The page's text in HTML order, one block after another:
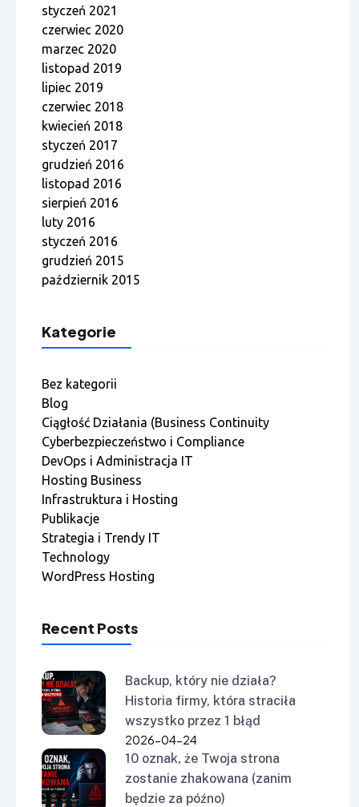
styczeń 2021
czerwiec 2020
marzec 2020
listopad 2019
lipiec 2019
czerwiec 2018
kwiecień 2018
styczeń 2017
grudzień 2016
listopad 2016
sierpień 2016
luty 2016
styczeń 2016
grudzień 2015
październik 2015
Kategorie
Bez kategorii
Blog
Ciągłość Działania (Business Continuity
Cyberbezpieczeństwo i Compliance
DevOps i Administracja IT
Hosting Business
Infrastruktura i Hosting
Publikacje
Strategia i Trendy IT
Technology
WordPress Hosting
Recent Posts
Backup, który nie działa?
Historia firmy, która straciła
wszystko przez 1 błąd
2026-04-24
10 oznak, że Twoja strona
zostanie zhakowana (zanim
będzie za późno)